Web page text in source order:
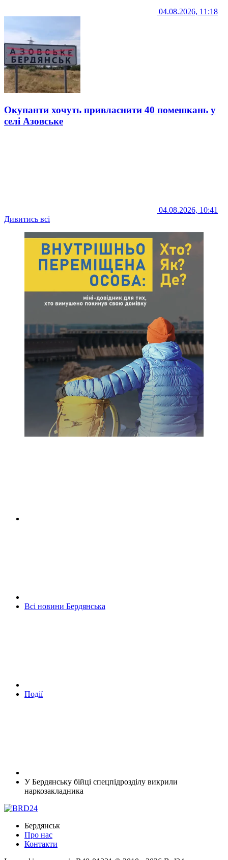
04.08.2026, 11:18
Окупанти хочуть привласнити 40 помешкань у
селі Азовське
04.08.2026, 10:41
Дивитись всі
Всі новини Бердянська
Події
У Бердянську бійці спецпідрозділу викрили
наркозакладника
Бердянськ
Про нас
Контакти